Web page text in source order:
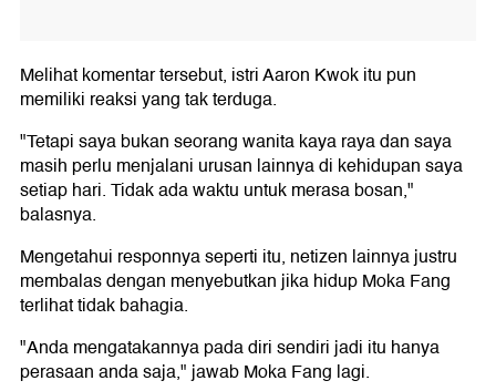
Melihat komentar tersebut, istri Aaron Kwok itu pun
memiliki reaksi yang tak terduga.
"Tetapi saya bukan seorang wanita kaya raya dan saya
masih perlu menjalani urusan lainnya di kehidupan saya
setiap hari. Tidak ada waktu untuk merasa bosan,"
balasnya.
Mengetahui responnya seperti itu, netizen lainnya justru
membalas dengan menyebutkan jika hidup Moka Fang
terlihat tidak bahagia.
"Anda mengatakannya pada diri sendiri jadi itu hanya
perasaan anda saja," jawab Moka Fang lagi.